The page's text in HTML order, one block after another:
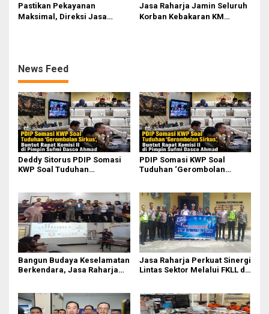
Pastikan Pekayanan
Maksimal, Direksi Jasa
Jasa Raharja Jamin Seluruh
Korban Kebakaran KM
News Feed
Deddy Sitorus PDIP Somasi
KWP Soal Tuduhan
Sufmi Dasco Ahmad
PDIP Somasi KWP Soal
Tuduhan ‘Gerombolan
Ahmad
Bangun Budaya Keselamatan
Berkendara, Jasa Raharja
Jasa Raharja Perkuat Sinergi
Lintas Sektor Melalui FKLL di